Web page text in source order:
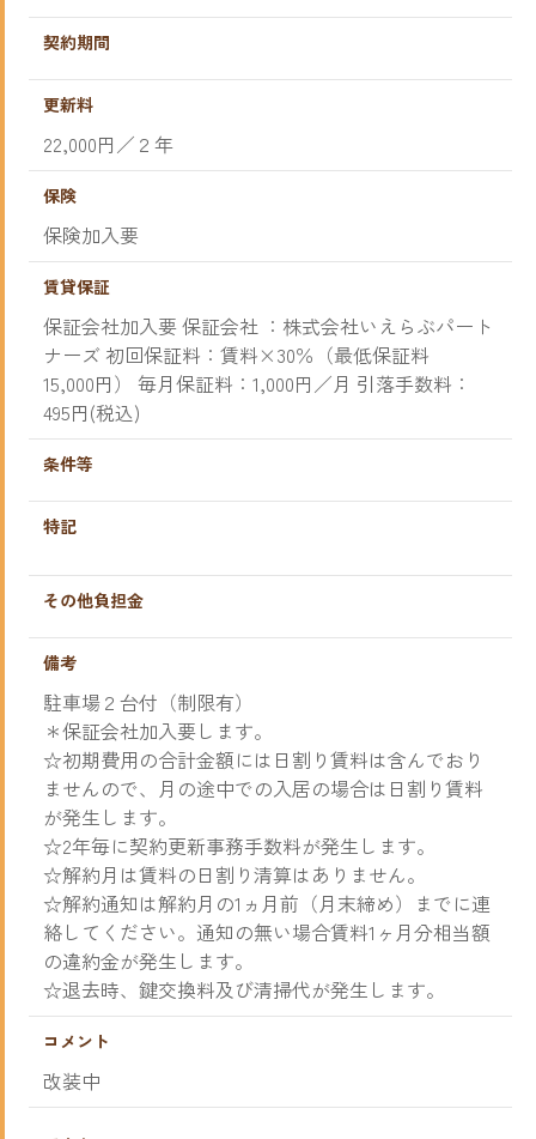
契約期間
更新料
22,000円／２年
保険
保険加入要
賃貸保証
保証会社加入要 保証会社 ：株式会社いえらぶパート
ナーズ 初回保証料：賃料×30％（最低保証料
15,000円） 毎月保証料：1,000円／月 引落手数料：
495円(税込)
条件等
特記
その他負担金
備考
駐車場２台付（制限有）
＊保証会社加入要します。
☆初期費用の合計金額には日割り賃料は含んでおり
ませんので、月の途中での入居の場合は日割り賃料
が発生します。
☆2年毎に契約更新事務手数料が発生します。
☆解約月は賃料の日割り清算はありません。
☆解約通知は解約月の1ヵ月前（月末締め）までに連
絡してください。通知の無い場合賃料1ヶ月分相当額
の違約金が発生します。
☆退去時、鍵交換料及び清掃代が発生します。
コメント
改装中